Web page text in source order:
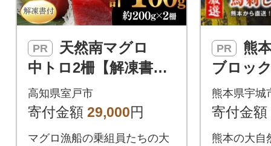
PR
中トロ2柵【解凍書
付】
高知県室戸市
寄付金額 29,000円
マグロ漁船の乗組員たちの大
PR
ブロッ
降り(中
ッケ
熊本県宇城
寄付金額
熊本の大自